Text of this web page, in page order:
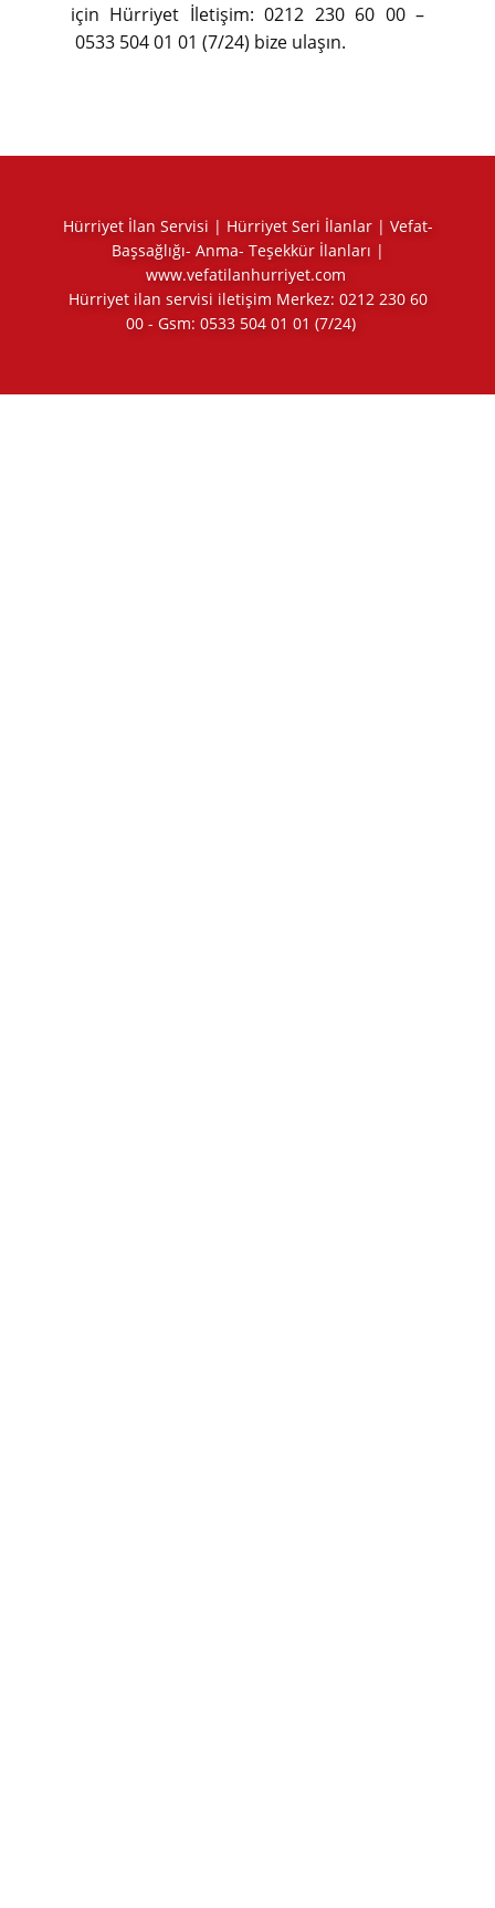
için Hürriyet İletişim: 0212 230 60 00 –
0533 504 01 01 (7/24) bize ulaşın.
Hürriyet İlan Servisi | Hürriyet Seri İlanlar | Vefat-
Başsağlığı- Anma- Teşekkür İlanları |
www.vefatilanhurriyet.com
Hürriyet ilan servisi iletişim Merkez: 0212 230 60
00 - Gsm: 0533 504 01 01 (7/24)